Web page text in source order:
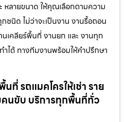
หลายขนาด ให้คุณเลือกตามความ
ชนิด ไม่ว่าจะเป็นงาน งานรื้อถอน
เคลียร์พื้นที่ งานยก และ งานทุก
ได้ ทางทีมงานพร้อมให้คำปรึกษา
ที่ รถแมคโครให้เช่า ราย
นขับ บริการทุกพื้นที่ทั่ว